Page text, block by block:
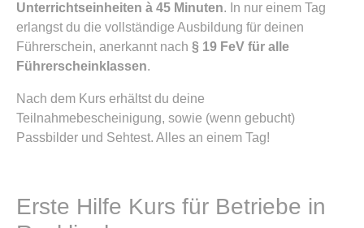
Unterrichtseinheiten à 45 Minuten. In nur einem Tag
erlangst du die vollständige Ausbildung für deinen
Führerschein, anerkannt nach § 19 FeV für alle
Führerscheinklassen.
Nach dem Kurs erhältst du deine
Teilnahmebescheinigung, sowie (wenn gebucht)
Passbilder und Sehtest. Alles an einem Tag!
Erste Hilfe Kurs für Betriebe in